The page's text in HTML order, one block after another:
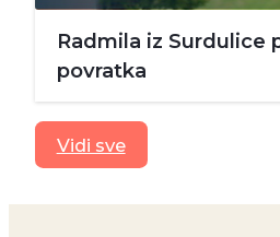
Radmila iz Surdulice
povratka
Vidi sve